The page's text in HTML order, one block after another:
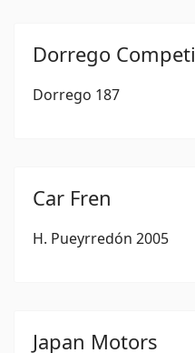
Dorrego
Dorrego 187
Car Fren
H. Pueyrredón 2005
Japan Motors